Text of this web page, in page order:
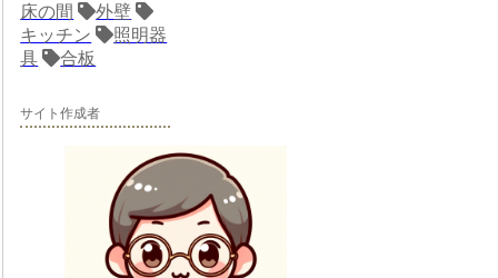
床の間
外壁
キッチン
照明器
具
合板
サイト作成者